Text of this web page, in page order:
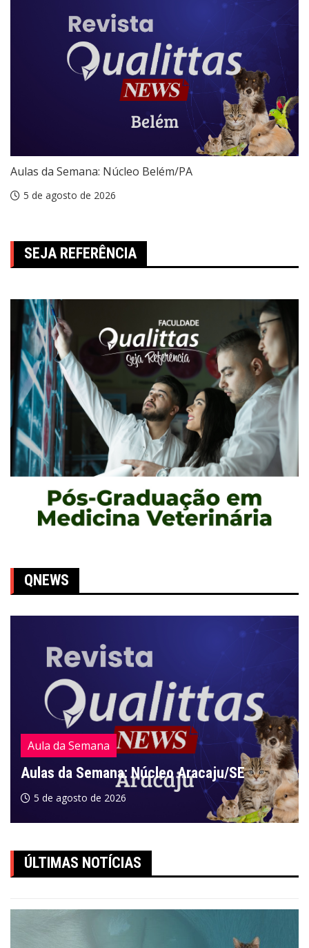
Aulas da Semana: Núcleo Belém/PA
5 de agosto de 2026
SEJA REFERÊNCIA
QNEWS
Aula da Semana
Aulas da Semana: Núcleo Aracaju/SE
5 de agosto de 2026
ÚLTIMAS NOTÍCIAS